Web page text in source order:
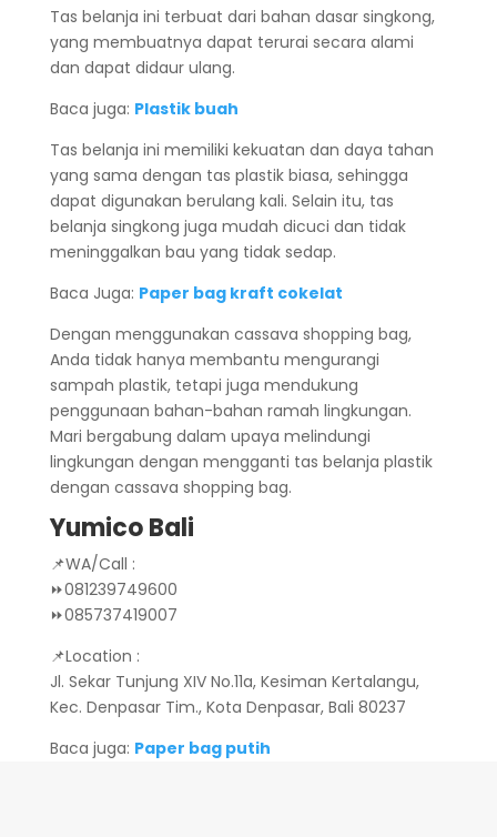
Tas belanja ini terbuat dari bahan dasar singkong,
yang membuatnya dapat terurai secara alami
dan dapat didaur ulang.
Baca juga: Plastik buah
Tas belanja ini memiliki kekuatan dan daya tahan
yang sama dengan tas plastik biasa, sehingga
dapat digunakan berulang kali. Selain itu, tas
belanja singkong juga mudah dicuci dan tidak
meninggalkan bau yang tidak sedap.
Baca Juga: Paper bag kraft cokelat
Dengan menggunakan cassava shopping bag,
Anda tidak hanya membantu mengurangi
sampah plastik, tetapi juga mendukung
penggunaan bahan-bahan ramah lingkungan.
Mari bergabung dalam upaya melindungi
lingkungan dengan mengganti tas belanja plastik
dengan cassava shopping bag.
Yumico Bali
📌WA/Call :
⏩081239749600
⏩085737419007
📌Location :
Jl. Sekar Tunjung XIV No.11a, Kesiman Kertalangu,
Kec. Denpasar Tim., Kota Denpasar, Bali 80237
Baca juga: Paper bag putih